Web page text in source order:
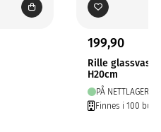
199,90
Rille glassvase
H20cm
PÅ NETTLAGER
Finnes i 100